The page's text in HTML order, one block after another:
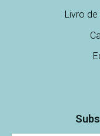
Livro